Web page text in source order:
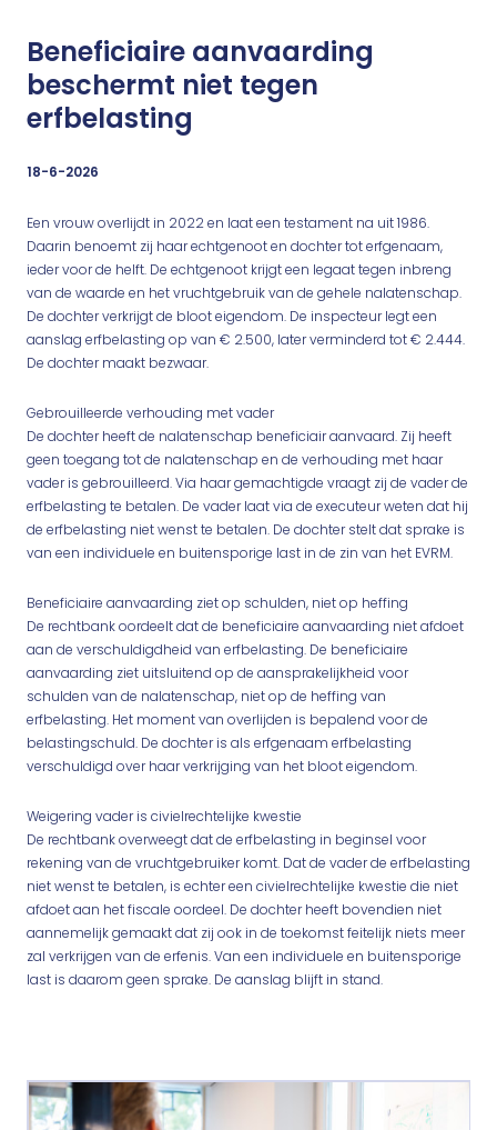
Beneficiaire aanvaarding
beschermt niet tegen
erfbelasting
18-6-2026
Een vrouw overlijdt in 2022 en laat een testament na uit 1986.
Daarin benoemt zij haar echtgenoot en dochter tot erfgenaam,
ieder voor de helft. De echtgenoot krijgt een legaat tegen inbreng
van de waarde en het vruchtgebruik van de gehele nalatenschap.
De dochter verkrijgt de bloot eigendom. De inspecteur legt een
aanslag erfbelasting op van € 2.500, later verminderd tot € 2.444.
De dochter maakt bezwaar.
Gebrouilleerde verhouding met vader
De dochter heeft de nalatenschap beneficiair aanvaard. Zij heeft
geen toegang tot de nalatenschap en de verhouding met haar
vader is gebrouilleerd. Via haar gemachtigde vraagt zij de vader de
erfbelasting te betalen. De vader laat via de executeur weten dat hij
de erfbelasting niet wenst te betalen. De dochter stelt dat sprake is
van een individuele en buitensporige last in de zin van het EVRM.
Beneficiaire aanvaarding ziet op schulden, niet op heffing
De rechtbank oordeelt dat de beneficiaire aanvaarding niet afdoet
aan de verschuldigdheid van erfbelasting. De beneficiaire
aanvaarding ziet uitsluitend op de aansprakelijkheid voor
schulden van de nalatenschap, niet op de heffing van
erfbelasting. Het moment van overlijden is bepalend voor de
belastingschuld. De dochter is als erfgenaam erfbelasting
verschuldigd over haar verkrijging van het bloot eigendom.
Weigering vader is civielrechtelijke kwestie
De rechtbank overweegt dat de erfbelasting in beginsel voor
rekening van de vruchtgebruiker komt. Dat de vader de erfbelasting
niet wenst te betalen, is echter een civielrechtelijke kwestie die niet
afdoet aan het fiscale oordeel. De dochter heeft bovendien niet
aannemelijk gemaakt dat zij ook in de toekomst feitelijk niets meer
zal verkrijgen van de erfenis. Van een individuele en buitensporige
last is daarom geen sprake. De aanslag blijft in stand.